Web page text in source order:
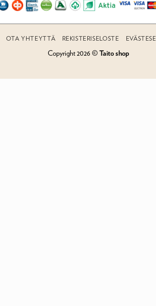
OTA YHTEYTTÄ REKISTERISELOSTE
Copyright 2026 ©Taito shop